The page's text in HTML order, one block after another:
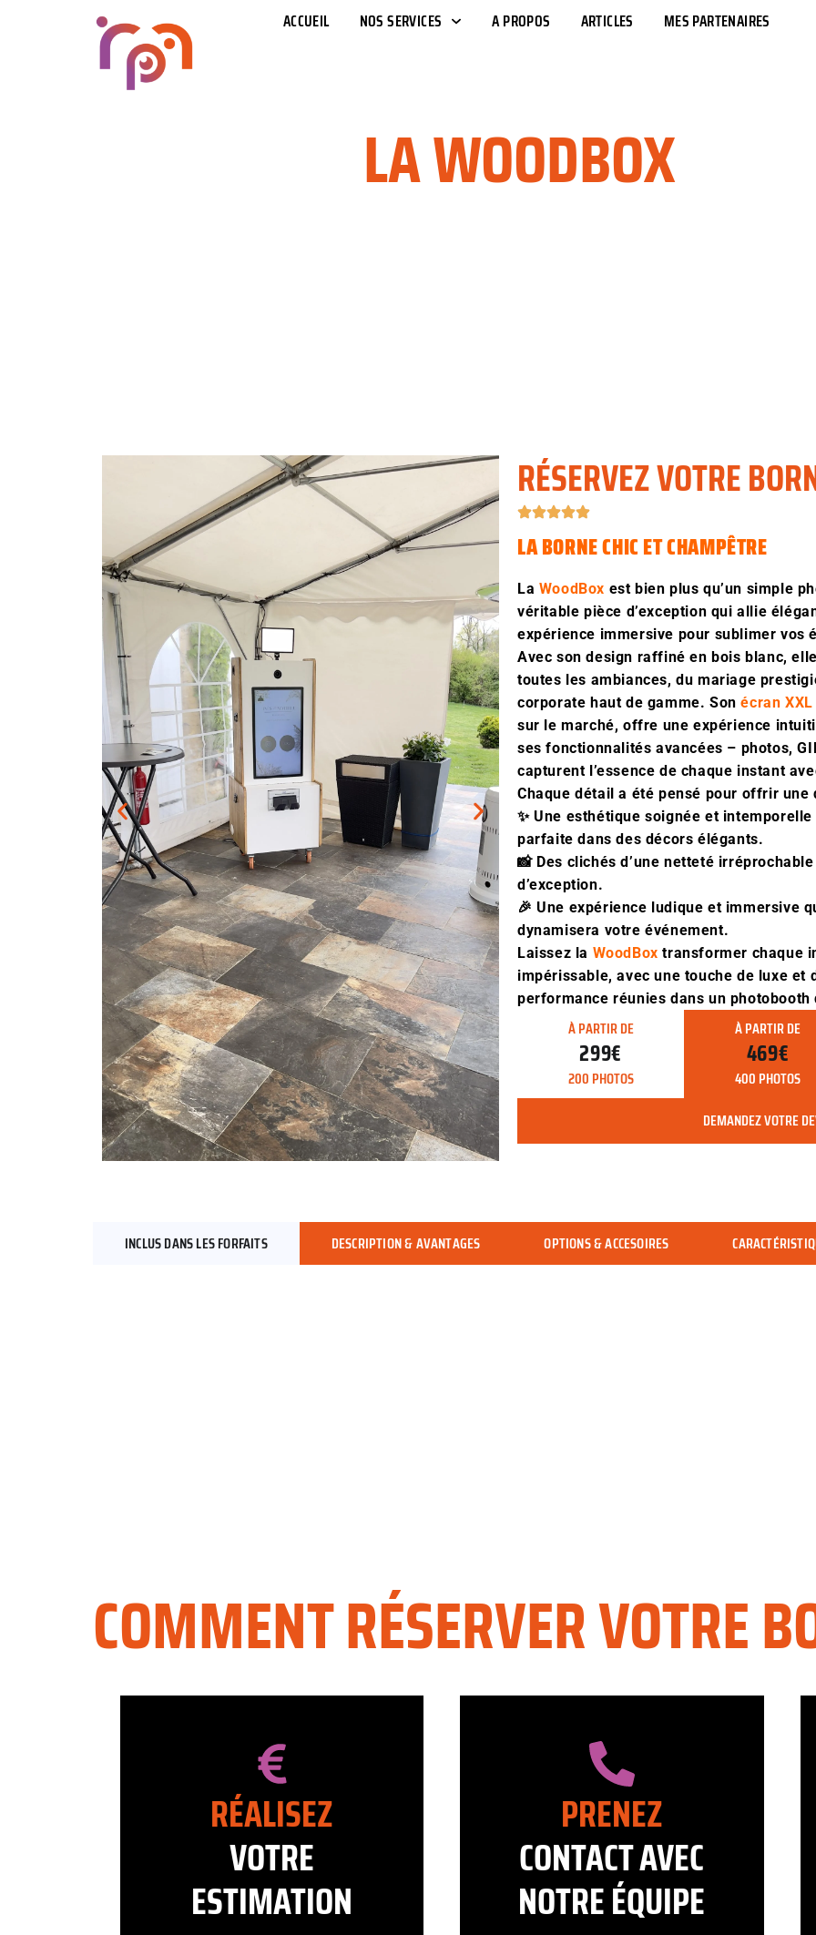
ACCUEIL NOS SERVICES A PROPOS ARTICLES MES PARTENAIRES
LAWOODBOX
RÉSERVEZ VOTRE
LA BORNE CHIC ET CHAMPÊTRE
La WoodBox est bien plus qu’un simple
véritable pièce d’exception qui allie
expérience immersive pour sublimer vos
Avec son design raffiné en bois blanc,
toutes les ambiances, du mariage
corporate haut de gamme. Sonécran
sur le marché, offre une expérience
ses fonctionnalités avancées – photos,
capturent l’essence de chaque instant
Chaque détail a été pensé pour offrir une
✨ Une esthétique soignée et
parfaite dans des décors élégants.
📸 Des clichés d’une netteté
d’exception.
🎉 Une expérience ludique et immersive
dynamisera votre événement.
Laissez la WoodBox transformer chaque
impérissable, avec une touche de luxe et
performance réunies dans un photobooth
À PARTIR DE
299€
200 PHOTOS
À PARTIR DE
469€
400 PHOTOS
DEMANDEZ VOTRE
INCLUS DANS LES FORFAITS DESCRIPTION & AVANTAGES OPTIONS & ACCESOIRES
COMMENT RÉSERVER VOTRE
RÉALISEZ
VOTRE
ESTIMATION
PRENEZ
CONTACT AVEC
NOTRE ÉQUIPE